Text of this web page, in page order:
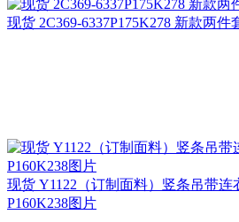
现货 2C369-6337P175K278 新款两件
现货 Y1122（订制面料）竖条吊带连
P160K238图片